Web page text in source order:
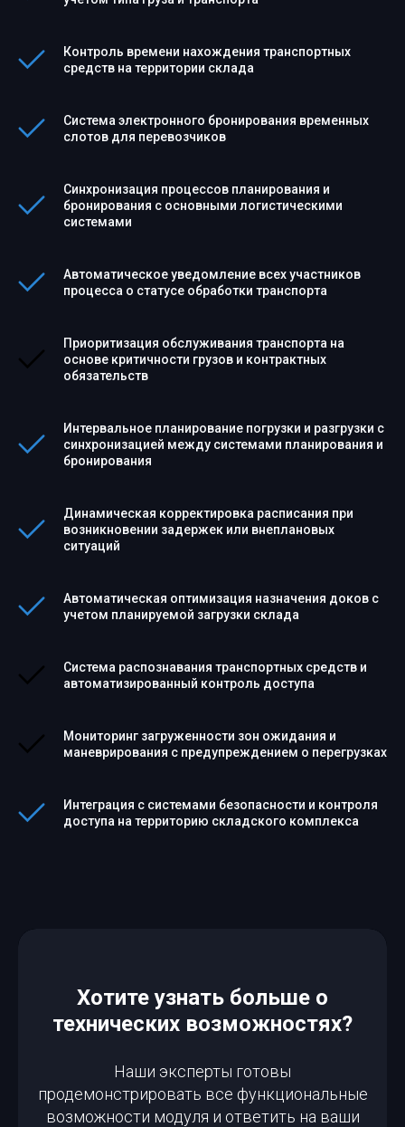
Контроль времени нахождения транспортных
средств на территории склада
Система электронного бронирования временных
слотов для перевозчиков
Синхронизация процессов планирования и
бронирования с основными логистическими
системами
Автоматическое уведомление всех участников
процесса о статусе обработки транспорта
Приоритизация обслуживания транспорта на
основе критичности грузов и контрактных
обязательств
Интервальное планирование погрузки и разгрузки с
синхронизацией между системами планирования и
бронирования
Динамическая корректировка расписания при
возникновении задержек или внеплановых
ситуаций
Автоматическая оптимизация назначения доков с
учетом планируемой загрузки склада
Система распознавания транспортных средств и
автоматизированный контроль доступа
Мониторинг загруженности зон ожидания и
маневрирования с предупреждением о перегрузках
Интеграция с системами безопасности и контроля
доступа на территорию складского комплекса
Хотите узнать больше о
технических возможностях?
Наши эксперты готовы
продемонстрировать все функциональные
возможности модуля и ответить на ваши